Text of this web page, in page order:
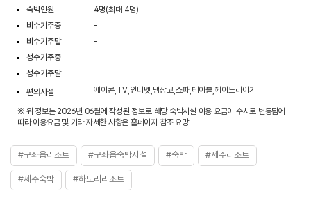
숙박인원
4명(최대 4명)
비수기주중
-
비수기주말
-
성수기주중
-
성수기주말
-
편의시설
에어콘,TV,인터넷,냉장고,쇼파,테이블,헤어드라이기
※ 위 정보는 2026년 06월에 작성된 정보로 해당 숙박시설 이용 요금이 수시로 변동됨에
따라 이용요금 및 기타 자세한 사항은 홈페이지 참조 요망
#구좌읍리조트 #구좌읍숙박시설 #숙박 #제주리조트
#제주숙박 #하도리리조트